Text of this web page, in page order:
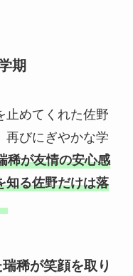
期
止めてくれた佐野
再びにぎやかな学
稀が友情の安心感
知る佐野だけは落
稀が笑顔を取り